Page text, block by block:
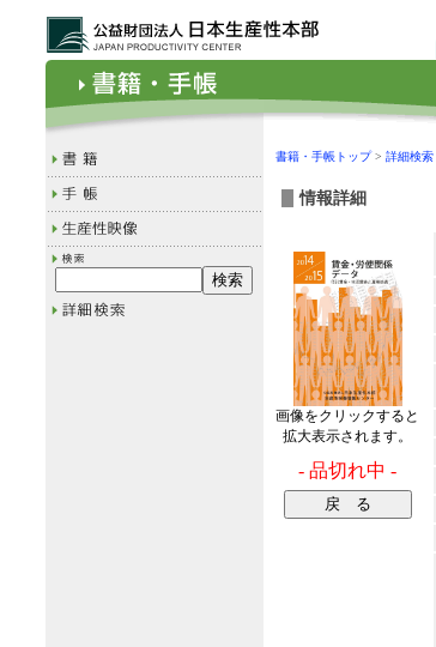
書籍・手帳トップ> 詳細検索
情報詳細
画像をクリックすると
拡大表示されます。
- 品切れ中 -